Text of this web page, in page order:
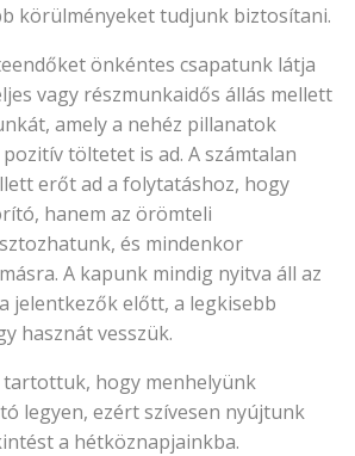
körülményeket tudjunk biztosítani.
önkéntes csapatunk látja
vagy részmunkaidős állás mellett
amely a nehéz pillanatok
töltetet is ad. A számtalan
erőt ad a folytatáshoz, hogy
hanem az örömteli
és mindenkor
A kapunk mindig nyitva áll az
jelentkezők előtt, a legkisebb
hasznát vesszük.
hogy menhelyünk
legyen, ezért szívesen nyújtunk
a hétköznapjainkba.